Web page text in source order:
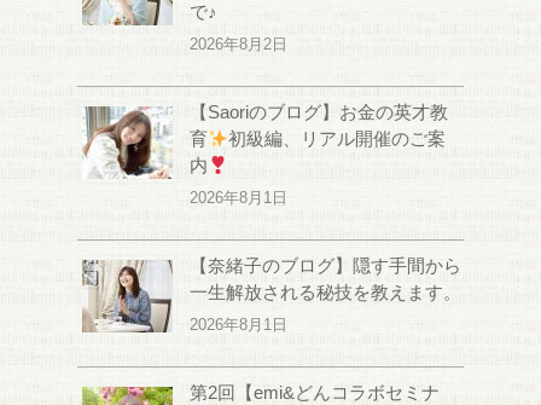
で♪
2026年8月2日
【Saoriのブログ】お金の英才教
育
初級編、リアル開催のご案
内
2026年8月1日
【奈緒子のブログ】隠す手間から
一生解放される秘技を教えます。
2026年8月1日
第2回【emi&どんコラボセミナ